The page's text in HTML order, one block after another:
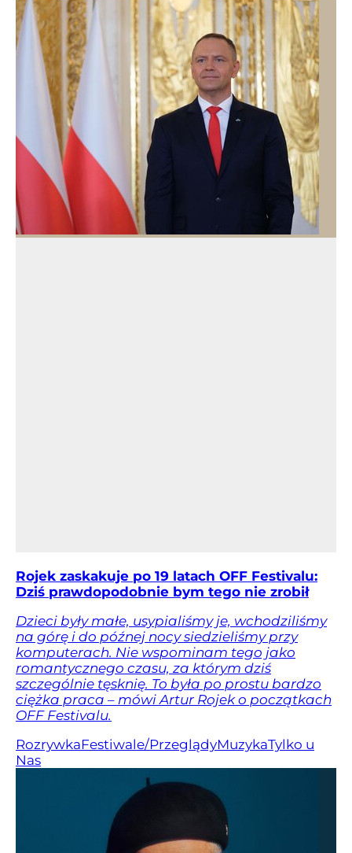
Rojek zaskakuje po 19 latach OFF Festivalu:
Dziś prawdopodobnie bym tego nie zrobił
Dzieci były małe, usypialiśmy je, wchodziliśmy
na górę i do późnej nocy siedzieliśmy przy
komputerach. Nie wspominam tego jako
romantycznego czasu, za którym dziś
szczególnie tęsknię. To była po prostu bardzo
ciężka praca – mówi Artur Rojek o początkach
OFF Festivalu.
RozrywkaFestiwale/PrzeglądyMuzykaTylko u
Nas